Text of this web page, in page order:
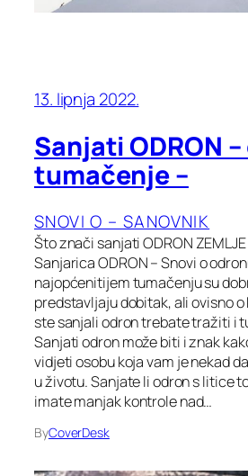
13. lipnja 2022.
Sanjati ODRON
tumačenje –
SNOVI O – SANOVNIK
Što znači sanjati ODRON ZEMLJE
Sanjarica ODRON – Snovi o
najopćenitijem tumačenju su
predstavljaju dobitak, ali ovisno
ste sanjali odron trebate tražiti i
Sanjati odron može biti i znak
vidjeti osobu koja vam je nekad
u životu. Sanjate li odron s litice
imate manjak kontrole nad…
ByCoverDesk